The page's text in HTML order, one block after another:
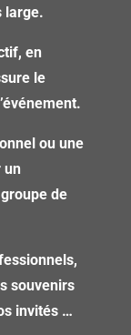
large.
en
le
ou une
un
de
souvenirs
invités …